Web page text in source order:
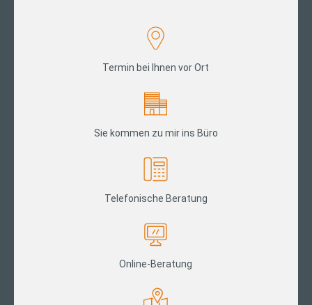
Termin bei Ihnen vor Ort
Sie kommen zu mir ins Büro
Telefonische Beratung
Online-Beratung